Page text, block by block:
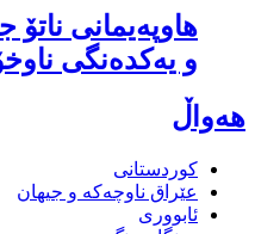
هاوپەیمانى
و یەکدەنگى
هەواڵ
کوردستانی
عێراق ناوچەکە و جیهان
ئابووری